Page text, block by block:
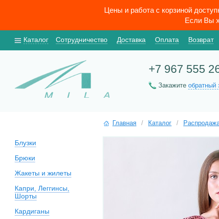
Цены и работа с корзиной
Если Вы
Каталог Сотрудничество Доставка Оплата Возврат
+7 967 555
Закажите обратный
Блузки
Брюки
Жакеты и жилеты
Капри, Леггинсы,
Шорты
Кардиганы
Главная / Каталог /